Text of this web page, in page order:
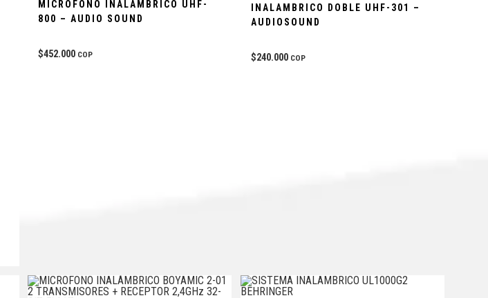
MICROFONO INALAMBRICO UHF-
800 – AUDIO SOUND
$452.000 COP
INALAMBRICO DOBLE UHF-301 –
AUDIOSOUND
$240.000 COP